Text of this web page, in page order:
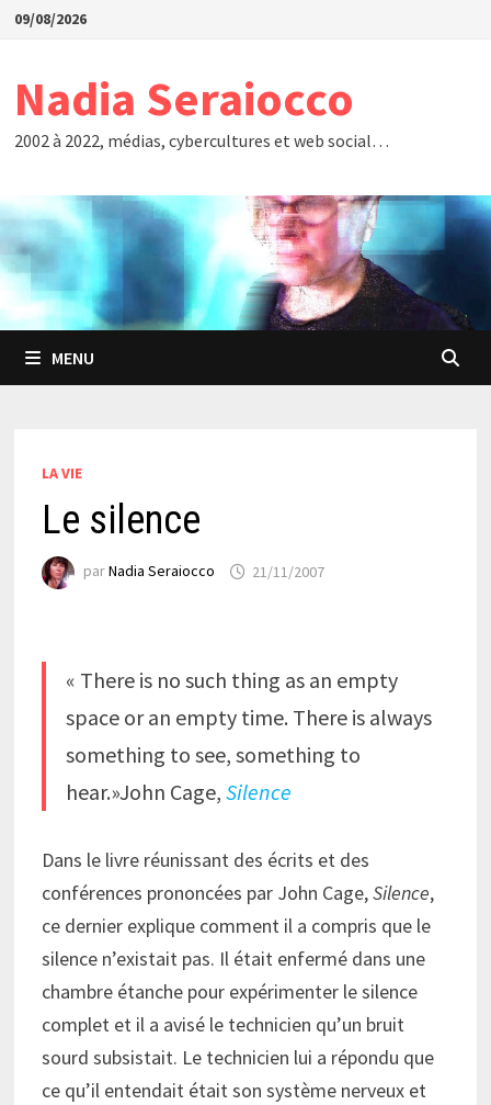
Passer
09/08/2026
Nadia Seraiocco
2002 à 2022, médias, cybercultures et web social…
MENU
LA VIE
Le silence
parNadia Seraiocco 21/11/2007
« There is no such thing as an empty
space or an empty time. There is always
something to see, something to
hear.»John Cage, Silence
Dans le livre réunissant des écrits et des
conférences prononcées par John Cage,Silence,
ce dernier explique comment il a compris que le
silence n’existait pas. Il était enfermé dans une
chambre étanche pour expérimenter le silence
complet et il a avisé le technicien qu’un bruit
sourd subsistait. Le technicien lui a répondu que
ce qu’il entendait était son système nerveux et